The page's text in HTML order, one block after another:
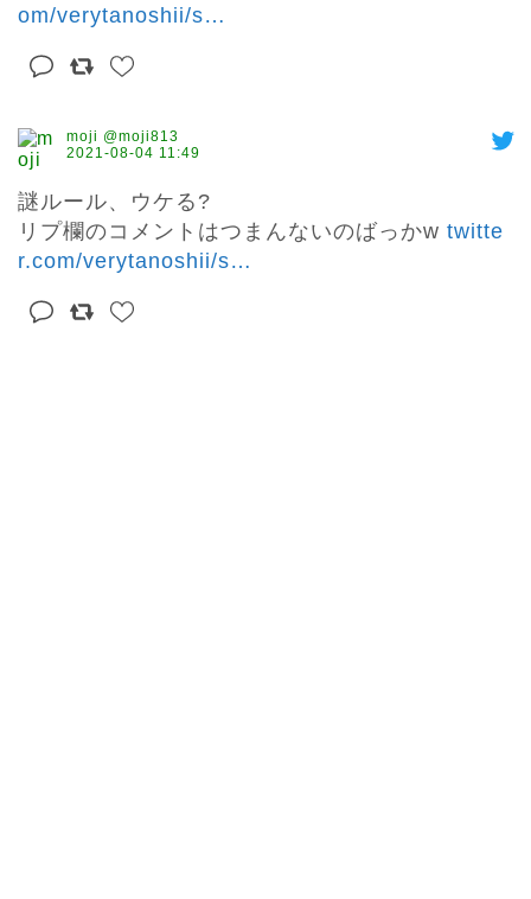
om/verytanoshii/s…
moji @moji813
2021-08-04 11:49
謎ルール、ウケる?
リプ欄のコメントはつまんないのばっかw twitte
r.com/verytanoshii/s…